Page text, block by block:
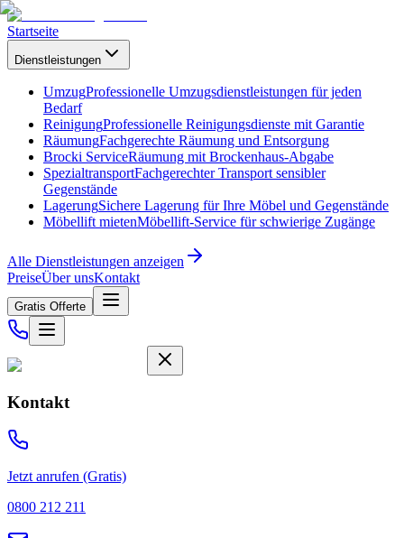
Startseite
Dienstleistungen
UmzugProfessionelle Umzugsdienstleistungen für jeden
Bedarf
ReinigungProfessionelle Reinigungsdienste mit Garantie
RäumungFachgerechte Räumung und Entsorgung
Brocki ServiceRäumung mit Brockenhaus-Abgabe
SpezialtransportFachgerechter Transport sensibler
Gegenstände
LagerungSichere Lagerung für Ihre Möbel und Gegenstände
Möbellift mietenMöbellift-Service für schwierige Zugänge
Alle Dienstleistungen anzeigen
PreiseÜber unsKontakt
Gratis Offerte
Kontakt
Jetzt anrufen (Gratis)
0800 212 211